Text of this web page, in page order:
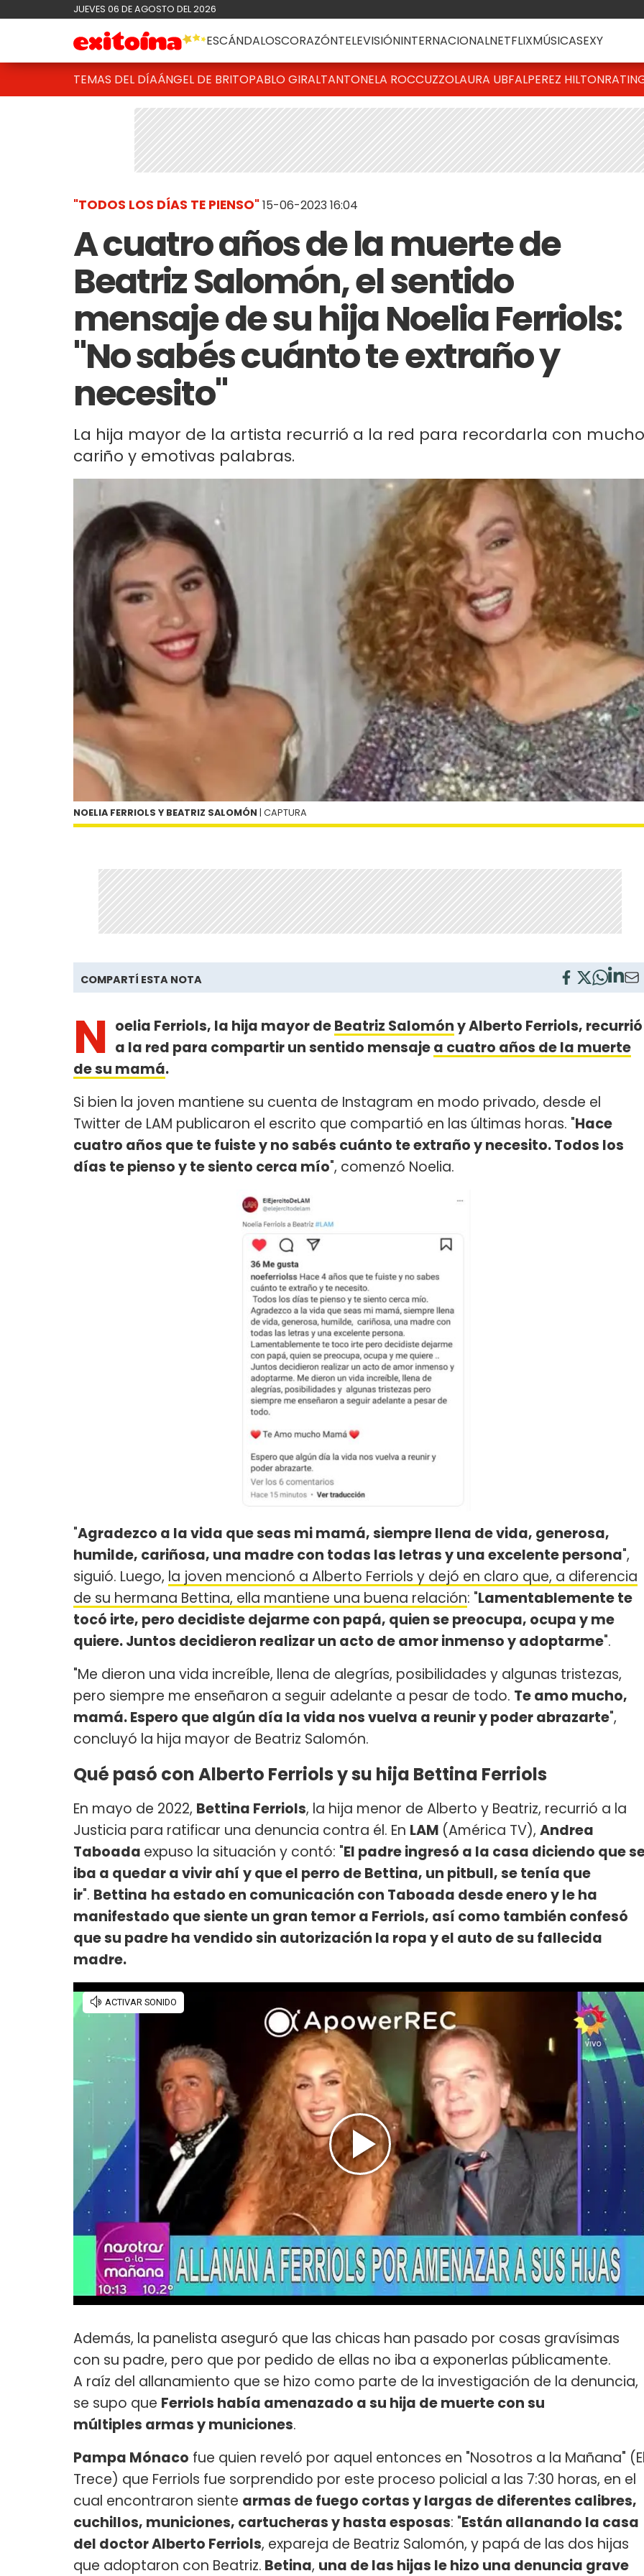
JUEVES 06 DE AGOSTO DEL 2026
ESCÁNDALOSCORAZÓNTELEVISIÓNINTERNACIONALNETFLIXMÚSICASEXY
TEMAS DEL DÍAÁNGEL DE BRITOPABLO GIRALTANTONELA ROCCUZZOLAURA UBFALPEREZ HILTON
"TODOS LOS DÍAS TE PIENSO"15-06-2023 16:04
A cuatro años de la muerte de
Beatriz Salomón, el sentido
mensaje de su hija Noelia Ferriols:
"No sabés cuánto te extraño y
necesito"
La hija mayor de la artista recurrió a la red para recordarla con mucho
cariño y emotivas palabras.
NOELIA FERRIOLS Y BEATRIZ SALOMÓN | CAPTURA
COMPARTÍ ESTA NOTA
N oelia Ferriols, la hija mayor deBeatriz Salomóny Alberto Ferriols, recurrió
a la red para compartir un sentido mensajea cuatro años de la muerte
de su mamá.
Si bien la joven mantiene su cuenta de Instagram en modo privado, desde el
Twitter de LAM publicaron el escrito que compartió en las últimas horas. "Hace
cuatro años que te fuiste y no sabés cuánto te extraño y necesito. Todos los
días te pienso y te siento cerca mío", comenzó Noelia.
"Agradezco a la vida que seas mi mamá, siempre llena de vida, generosa,
humilde, cariñosa, una madre con todas las letras y una excelente persona",
siguió. Luego, la joven mencionó a Alberto Ferriols y dejó en claro que, a diferencia
de su hermana Bettina, ella mantiene una buena relación: "Lamentablemente te
tocó irte, pero decidiste dejarme con papá, quien se preocupa, ocupa y me
quiere. Juntos decidieron realizar un acto de amor inmenso y adoptarme".
"Me dieron una vida increíble, llena de alegrías, posibilidades y algunas tristezas,
pero siempre me enseñaron a seguir adelante a pesar de todo. Te amo mucho,
mamá. Espero que algún día la vida nos vuelva a reunir y poder abrazarte",
concluyó la hija mayor de Beatriz Salomón.
Qué pasó con Alberto Ferriols y su hija Bettina Ferriols
En mayo de 2022, Bettina Ferriols, la hija menor de Alberto y Beatriz, recurrió a la
Justicia para ratificar una denuncia contra él. En LAM (América TV), Andrea
Taboada expuso la situación y contó: "El padre ingresó a la casa diciendo que
iba a quedar a vivir ahí y que el perro de Bettina, un pitbull, se tenía que
ir". Bettina ha estado en comunicación con Taboada desde enero y le ha
manifestado que siente un gran temor a Ferriols, así como también confesó
que su padre ha vendido sin autorización la ropa y el auto de su fallecida
madre.
Además, la panelista aseguró que las chicas han pasado por cosas gravísimas
con su padre, pero que por pedido de ellas no iba a exponerlas públicamente.
A raíz del allanamiento que se hizo como parte de la investigación de la denuncia,
se supo que Ferriols había amenazado a su hija de muerte con su
múltiples armas y municiones.
Pampa Mónaco fue quien reveló por aquel entonces en "Nosotros a la Mañana"
Trece) que Ferriols fue sorprendido por este proceso policial a las 7:30 horas, en el
cual encontraron siente armas de fuego cortas y largas de diferentes calibres,
cuchillos, municiones, cartucheras y hasta esposas: "Están allanando la casa
del doctor Alberto Ferriols, expareja de Beatriz Salomón, y papá de las dos hijas
que adoptaron con Beatriz. Betina, una de las hijas le hizo una denuncia grave